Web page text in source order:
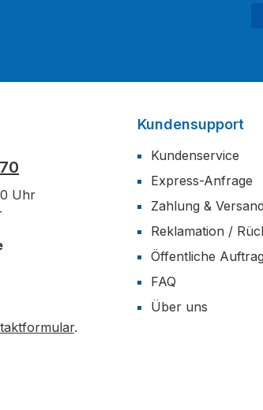
Uhr
.
Kundensupport
Kundenservice
Express-Anfrage
Zahlung & Versand
Reklamation /
Öffentliche
FAQ
Über uns